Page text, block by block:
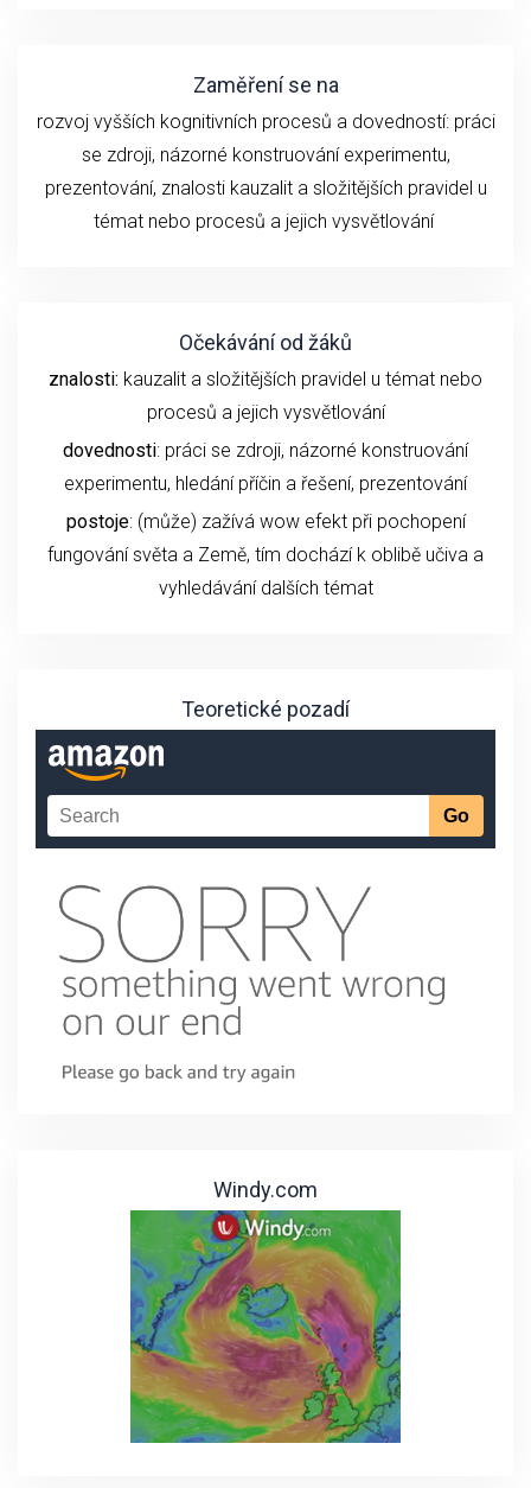
Zaměření se na
rozvoj vyšších kognitivních procesů a dovedností: práci
se zdroji, názorné konstruování experimentu,
prezentování, znalostikauzalit a složitějších pravidel u
témat nebo procesů a jejich vysvětlování
Očekávání od žáků
znalosti: kauzalit a složitějších pravidel u témat nebo
procesů a jejich vysvětlování
dovednosti: práci se zdroji, názorné konstruování
experimentu, hledání příčin a řešení, prezentování
postoje: (může) zažívá wow efekt při pochopení
fungování světa a Země, tím dochází k oblibě učiva a
vyhledávání dalších témat
Teoretické pozadí
Windy.com